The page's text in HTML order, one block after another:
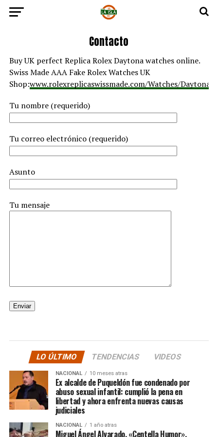
Contacto
Buy UK perfect Replica Rolex Daytona watches online.
Swiss Made AAA Fake Rolex Watches UK
Shop:www.rolexreplicaswissmade.com/Watches/
Tu nombre (requerido)
Tu correo electrónico (requerido)
Asunto
Tu mensaje
LO ÚLTIMO TENDENCIAS VIDEOS
NACIONAL 10 meses atras
Ex alcalde de Puqueldón fue condenado por
abuso sexual infantil: cumplió la pena en
libertad y ahora enfrenta nuevas causas
judiciales
NACIONAL 1 año atras
Miguel Ángel Alvarado, «Centella Humor»,